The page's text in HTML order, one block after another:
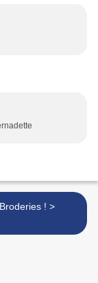
Vos Broderies ! >